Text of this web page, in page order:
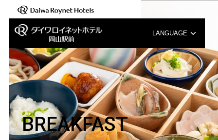
LANGUAGE
English
中文（簡体字）
中文（繁体字）
한국어
BREAKFAST